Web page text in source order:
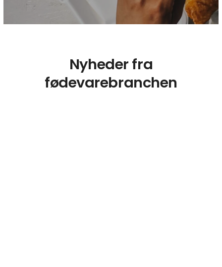
Nyheder fra
fødevarebranchen